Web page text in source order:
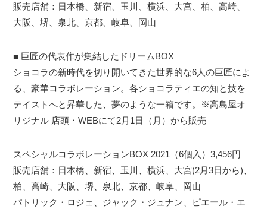
販売店舗：日本橋、新宿、玉川、横浜、大宮、柏、高崎、
大阪、堺、泉北、京都、岐阜、岡山
■ 巨匠の代表作が集結したドリームBOX
ショコラの新時代を切り開いてきた世界的な6人の巨匠によ
る、豪華コラボレーション。各ショコラティエの知と技を
テイストへと昇華した、夢のような一箱です。※高島屋オ
リジナル 店頭・WEBにて2月1日（月）から販売
スペシャルコラボレーションBOX 2021（6個入）3,456円
販売店舗：日本橋、新宿、玉川、横浜、大宮(2月3日から)、
柏、高崎、大阪、堺、泉北、京都、岐阜、岡山
パトリック・ロジェ、ジャック・ジュナン、ピエール・エ